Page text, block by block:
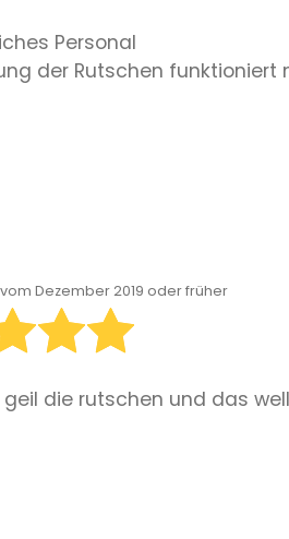
Personal
der Rutschen funktioniert
vom Dezember 2019 oder früher
die rutschen und das